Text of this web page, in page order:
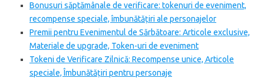
Bonusuri săptămânale de verificare: tokenuri de eveniment,
recompense speciale, îmbunătățiri ale personajelor
Premii pentru Evenimentul de Sărbătoare: Articole exclusive,
Materiale de upgrade, Token-uri de eveniment
Tokeni de Verificare Zilnică: Recompense unice, Articole
speciale, Îmbunătățiri pentru personaje